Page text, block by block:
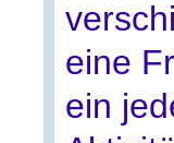
eine
ein